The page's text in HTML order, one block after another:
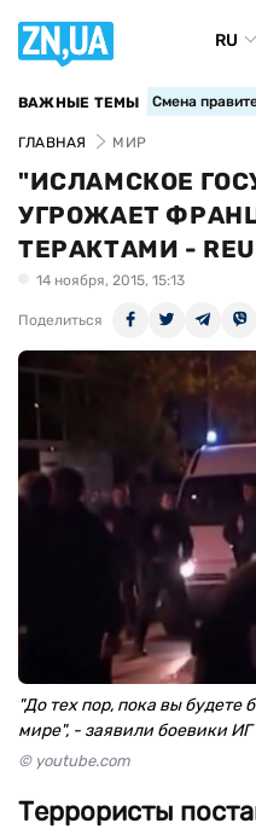
RU
ВАЖНЫЕ ТЕМЫ Смена
ГЛАВНАЯ МИР
"ИСЛАМСКОЕ
УГРОЖАЕТ
ТЕРАКТАМИ -
14 ноября, 2015, 15:13
Поделиться
"До тех пор, пока вы будете
мире", - заявили боевики ИГ
© youtube.com
Террористы